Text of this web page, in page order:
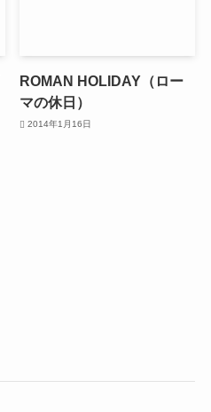
ROMAN HOLIDAY（ロー
マの休日）
2014年1月16日